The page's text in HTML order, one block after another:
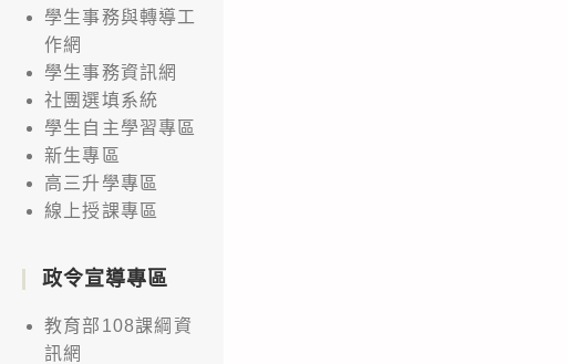
學生事務與轉導工
作網
學生事務資訊網
社團選填系統
學生自主學習專區
新生專區
高三升學專區
線上授課專區
政令宣導專區
教育部108課綱資
訊網